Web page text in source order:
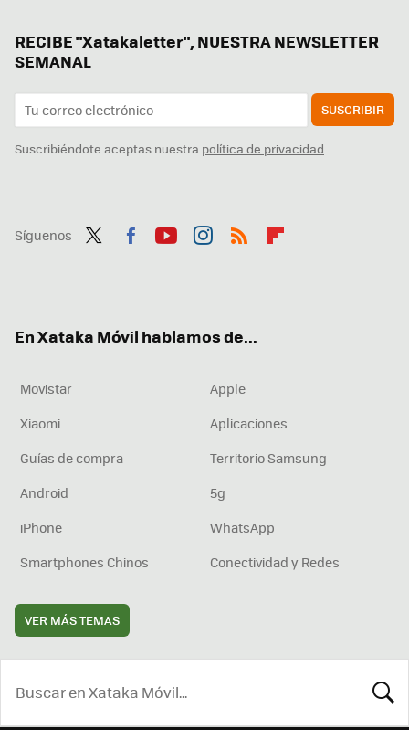
RECIBE "Xatakaletter", NUESTRA NEWSLETTER
SEMANAL
SUSCRIBIR
Suscribiéndote aceptas nuestra política de privacidad
Síguenos
En Xataka Móvil hablamos de...
Movistar
Apple
Xiaomi
Aplicaciones
Guías de compra
Territorio Samsung
Android
5g
iPhone
WhatsApp
Smartphones Chinos
Conectividad y Redes
VER MÁS TEMAS